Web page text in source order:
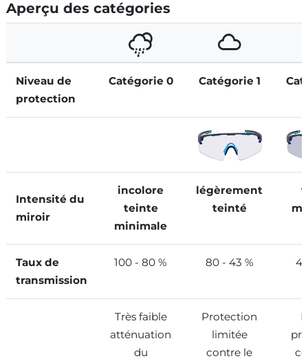
Aperçu des catégories
Niveau de
protection
Catégorie 0 Catégorie 1
Intensité du
miroir
incolore
teinte
minimale
légèrement
teinté
Taux de
transmission
100 - 80 % 80 - 43 %
Très faible
atténuation
du
Protection
limitée
contre le